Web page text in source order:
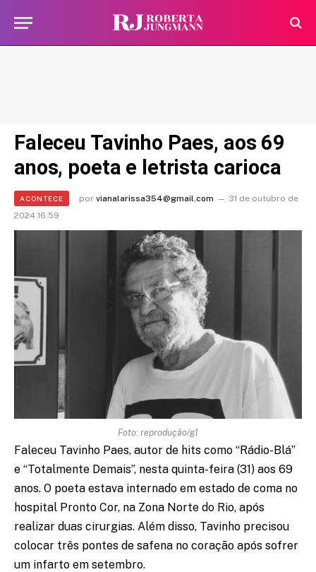
Faleceu Tavinho Paes, aos 69
anos, poeta e letrista carioca
ACONTECE por vianalarissa354@gmail.com
31 de outubro de
2024 16:59
Foto: reprodução/g1
Faleceu Tavinho Paes, autor de hits como “Rádio-Blá”
e “Totalmente Demais”, nesta quinta-feira (31) aos 69
anos. O poeta estava internado em estado de coma no
hospital Pronto Cor, na Zona Norte do Rio, após
realizar duas cirurgias. Além disso, Tavinho precisou
colocar três pontes de safena no coração após sofrer
um infarto em setembro.